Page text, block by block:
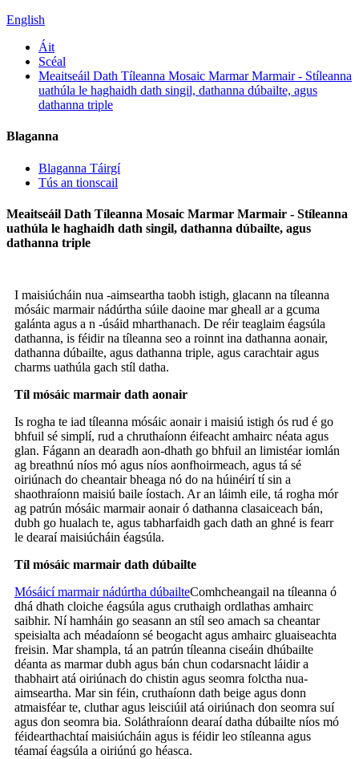
English
Áit
Scéal
Meaitseáil Dath Tíleanna Mosaic Marmar Marmair - Stíleanna
uathúla le haghaidh dath singil, dathanna dúbailte, agus
dathanna triple
Blaganna
Blaganna Táirgí
Tús an tionscail
Meaitseáil Dath Tíleanna Mosaic Marmar Marmair - Stíleanna
uathúla le haghaidh dath singil, dathanna dúbailte, agus
dathanna triple
I maisiúcháin nua -aimseartha taobh istigh, glacann na tíleanna
mósáic marmair nádúrtha súile daoine mar gheall ar a gcuma
galánta agus a n -úsáid mharthanach. De réir teaglaim éagsúla
dathanna, is féidir na tíleanna seo a roinnt ina dathanna aonair,
dathanna dúbailte, agus dathanna triple, agus carachtair agus
charms uathúla gach stíl datha.
Tíl mósáic marmair dath aonair
Is rogha te iad tíleanna mósáic aonair i maisiú istigh ós rud é go
bhfuil sé simplí, rud a chruthaíonn éifeacht amhairc néata agus
glan. Fágann an dearadh aon-dhath go bhfuil an limistéar iomlán
ag breathnú níos mó agus níos aonfhoirmeach, agus tá sé
oiriúnach do cheantair bheaga nó do na húinéirí tí sin a
shaothraíonn maisiú baile íostach. Ar an láimh eile, tá rogha mór
ag patrún mósáic marmair aonair ó dathanna clasaiceach bán,
dubh go hualach te, agus tabharfaidh gach dath an ghné is fearr
le dearaí maisiúcháin éagsúla.
Tíl mósáic marmair dath dúbailte
Mósáicí marmair nádúrtha dúbailteComhcheangail na tíleanna ó
dhá dhath cloiche éagsúla agus cruthaigh ordlathas amhairc
saibhir. Ní hamháin go seasann an stíl seo amach sa cheantar
speisialta ach méadaíonn sé beogacht agus amhairc gluaiseachta
freisin. Mar shampla, tá an patrún tíleanna ciseáin dhúbailte
déanta as marmar dubh agus bán chun codarsnacht láidir a
thabhairt atá oiriúnach do chistin agus seomra folctha nua-
aimseartha. Mar sin féin, cruthaíonn dath beige agus donn
atmaisféar te, cluthar agus leisciúil atá oiriúnach don seomra suí
agus don seomra bia. Soláthraíonn dearaí datha dúbailte níos mó
féidearthachtaí maisiúcháin agus is féidir leo stíleanna agus
téamaí éagsúla a oiriúnú go héasca.